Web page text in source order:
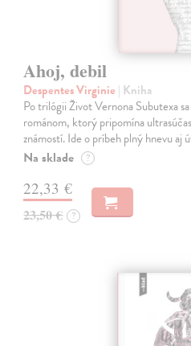
Ahoj, debil
Despentes Virginie | Kniha
Po trilógii Život Vernona Subutexa
románom, ktorý pripomína
známostí. Ide o príbeh plný hnevu aj
Na sklade ?
22,33 €
23,50 € ?